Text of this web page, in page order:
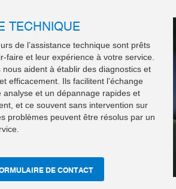
TECHNIQUE
de l’assistance technique sont prêts
faire et leur expérience à votre service.
aident à établir des diagnostics et
efficacement. Ils facilitent l’échange
analyse et un dépannage rapides et
et ce souvent sans intervention sur
problèmes peuvent être résolus par un
DE CONTACT